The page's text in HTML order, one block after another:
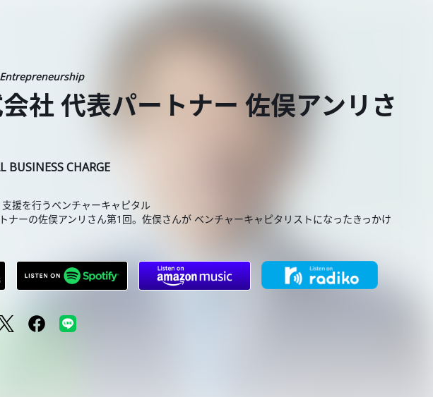
Entrepreneurship
社 代表パートナー 佐俣アンリさ
BUSINESS CHARGE
援を行うベンチャーキャピタル
ナーの佐俣アンリさん第1回。佐俣さんが ベンチャーキャピタリストになったきっかけ